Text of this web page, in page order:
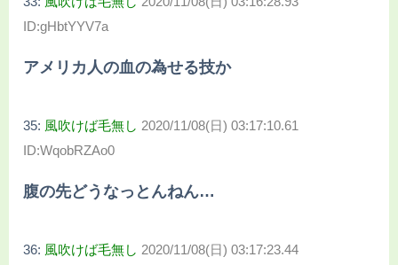
ID:gHbtYYV7a
アメリカ人の血の為せる技か
35: 風吹けば毛無し 2020/11/08(日) 03:17:10.61
ID:WqobRZAo0
腹の先どうなっとんねん…
36: 風吹けば毛無し 2020/11/08(日) 03:17:23.44